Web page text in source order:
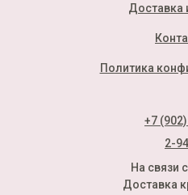
На связи
Доставка
Политика
Доставка
+7
2-